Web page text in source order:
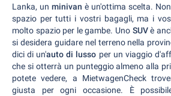
Lanka, un minivan è un'ottima scelta.
spazio per tutti i vostri bagagli, ma i
molto spazio per le gambe. Uno SUVè
si desidera guidare nel terreno nella
dici di un'auto di lusso per un viaggio
che si otterrà un punteggio almeno alla
potete vedere, a MietwagenCheck
giusta per ogni occasione. È